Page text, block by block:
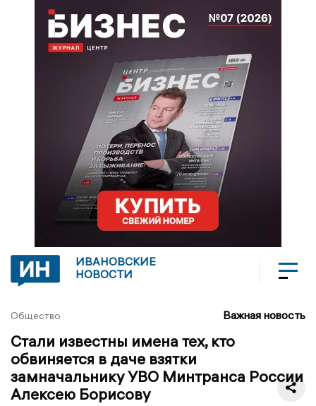
ИВАНОВСКИЕ
НОВОСТИ
Общество Важная новость
Стали известны имена тех, кто
обвиняется в даче взятки
замначальнику УВО Минтранса России
Алексею Борисову